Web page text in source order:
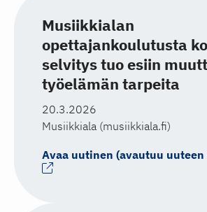
Musiikkialan
opettajankoulutusta
selvitys tuo esiin
työelämän tarpeita
20.3.2026
Musiikkiala (musiikkiala.fi)
Avaa uutinen (avautuu